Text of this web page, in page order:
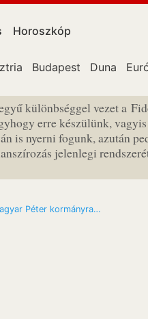
Horoszkóp
Budapest Duna
különbséggel vezet a
erre készülünk,
is nyerni fogunk, azután
jelenlegi
Péter kormányra…